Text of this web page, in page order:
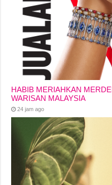
HABIB MERIAHKAN
WARISAN MALAYSIA
24 jam ago